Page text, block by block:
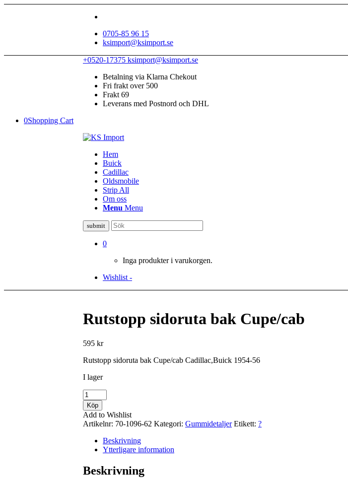
0705-85 96 15
ksimport@ksimport.se
+0520-17375 ksimport@ksimport.se
Betalning via Klarna Chekout
Fri frakt over 500
Frakt 69
Leverans med Postnord och DHL
0Shopping Cart
Hem
Buick
Cadillac
Oldsmobile
Strip All
Om oss
Menu Menu
0
Inga produkter i varukorgen.
Wishlist -
Rutstopp sidoruta bak Cupe/cab
595 kr
Rutstopp sidoruta bak Cupe/cab Cadillac,Buick 1954-56
I lager
Rutstopp
sidoruta
bak
Cupe/cab
mängd
Köp
Add to Wishlist
Artikelnr: 70-1096-62 Kategori: Gummidetaljer Etikett: ?
Beskrivning
Ytterligare information
Beskrivning